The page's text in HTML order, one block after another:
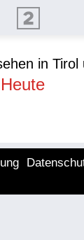
Programm
in Tirol